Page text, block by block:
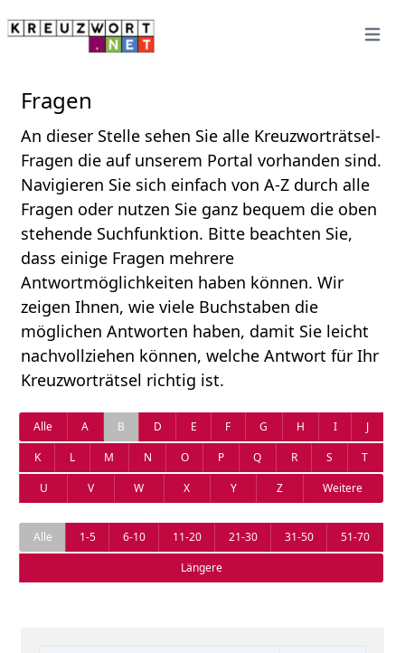
Open
Fragen
An dieser Stelle sehen Sie alle Kreuzworträtsel-
Fragen die auf unserem Portal vorhanden sind.
Navigieren Sie sich einfach von A-Z durch alle
Fragen oder nutzen Sie ganz bequem die oben
stehende Suchfunktion. Bitte beachten Sie,
dass einige Fragen mehrere
Antwortmöglichkeiten haben können. Wir
zeigen Ihnen, wie viele Buchstaben die
möglichen Antworten haben, damit Sie leicht
nachvollziehen können, welche Antwort für Ihr
Kreuzworträtsel richtig ist.
Alle A B D E F G H I
J
K
L M N O P Q R S
T
U
V W X Y Z Weitere
Alle 1-5 6-10 11-20 21-30 31-50
51-70
Längere